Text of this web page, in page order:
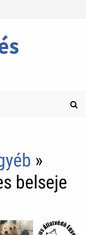
»
belseje